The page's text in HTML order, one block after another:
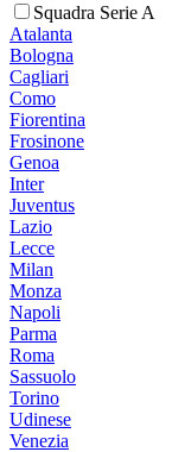
Squadra Serie A
Atalanta
Bologna
Cagliari
Como
Fiorentina
Frosinone
Genoa
Inter
Juventus
Lazio
Lecce
Milan
Monza
Napoli
Parma
Roma
Sassuolo
Torino
Udinese
Venezia